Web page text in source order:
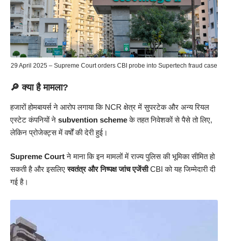
29 April 2025 – Supreme Court orders CBI probe into Supertech fraud case
🔎क्या है मामला?
हजारों होमबायर्स ने आरोप लगाया कि NCR क्षेत्र में सुपरटेक और अन्य रियल
एस्टेट कंपनियों ने subvention schemeके तहत निवेशकों से पैसे तो लिए,
लेकिन प्रोजेक्ट्स में वर्षों की देरी हुई।
Supreme Courtने माना कि इन मामलों में राज्य पुलिस की भूमिका सीमित हो
सकती है और इसलिएस्वतंत्र और निष्पक्ष जांच एजेंसीCBI को यह जिम्मेदारी दी
गई है।